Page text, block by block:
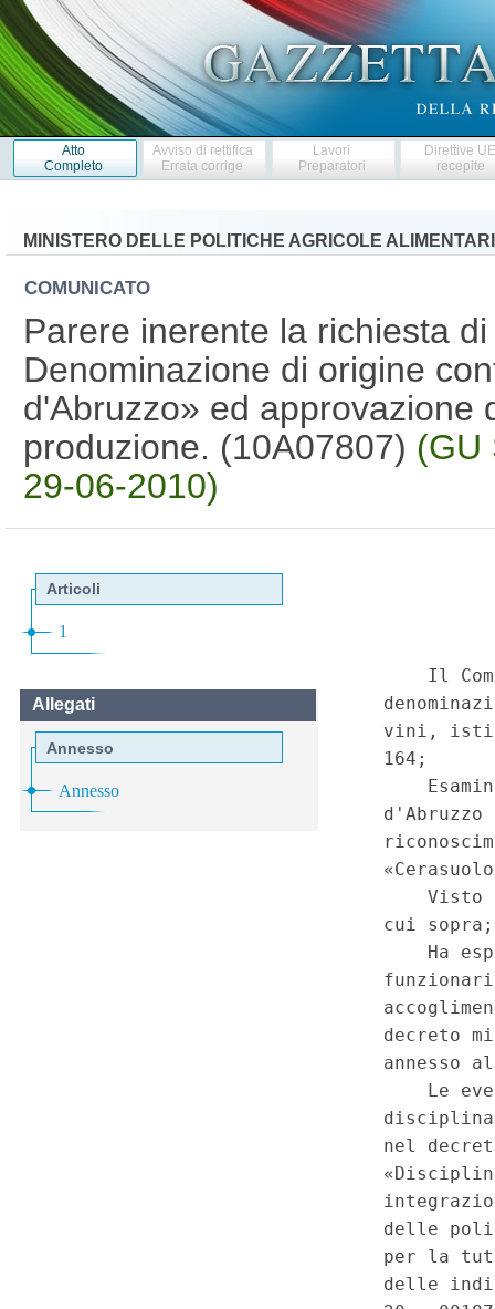
Atto
Completo
Avviso di rettifica
Errata corrige
Lavori
Preparatori
Direttive
recepite
MINISTERO DELLE POLITICHE AGRICOLE
COMUNICATO
Parere inerente la richiesta
Denominazione di origine
d'Abruzzo» ed approvazione
produzione. (10A07807) (GU
29-06-2010)